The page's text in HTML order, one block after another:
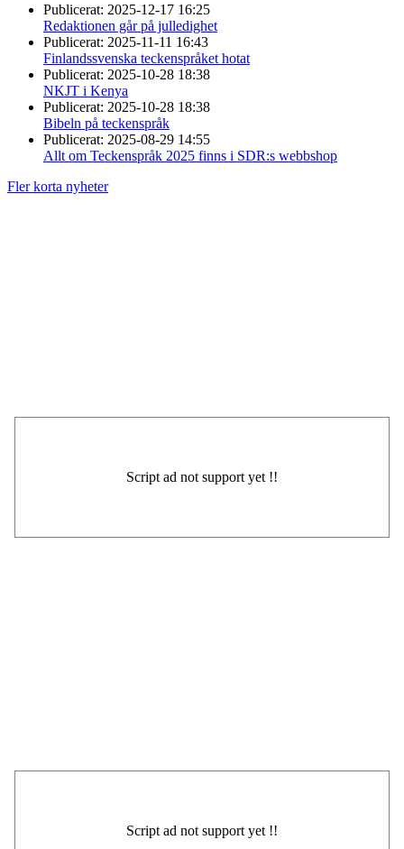
Publicerat: 2025-12-17 16:25
Redaktionen går på julledighet
Publicerat: 2025-11-11 16:43
Finlandssvenska teckenspråket hotat
Publicerat: 2025-10-28 18:38
NKJT i Kenya
Publicerat: 2025-10-28 18:38
Bibeln på teckenspråk
Publicerat: 2025-08-29 14:55
Allt om Teckenspråk 2025 finns i SDR:s webbshop
Fler korta nyheter